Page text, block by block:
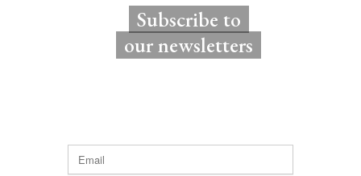
Subscribe to
our newsletters